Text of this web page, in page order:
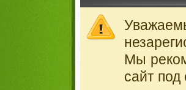
Мы
сайт